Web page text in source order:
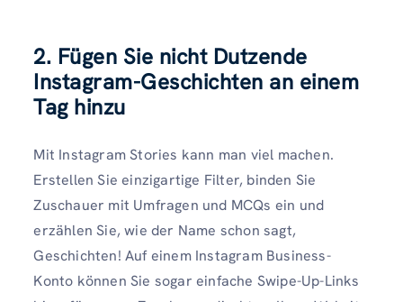
2. Fügen Sie nicht Dutzende
Instagram-Geschichten an einem
Tag hinzu
Mit Instagram Stories kann man viel machen.
Erstellen Sie einzigartige Filter, binden Sie
Zuschauer mit Umfragen und MCQs ein und
erzählen Sie, wie der Name schon sagt,
Geschichten! Auf einem Instagram Business-
Konto können Sie sogar einfache Swipe-Up-Links